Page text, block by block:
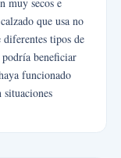
que usa no
tipos de
beneficiar
funcionado
situaciones